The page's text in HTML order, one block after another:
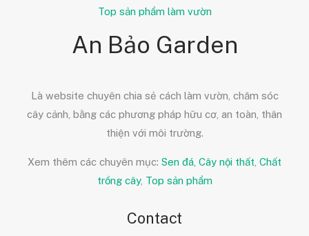
Top sản phẩm làm vườn
An Bảo Garden
Là website chuyên chia sẻ cách làm vườn, chăm sóc
cây cảnh, bằng các phương pháp hữu cơ, an toàn, thân
thiện với môi trường.
Xem thêm các chuyên mục: Sen đá, Cây nội thất Chất
trồng cây, Top sản phẩm
Contact